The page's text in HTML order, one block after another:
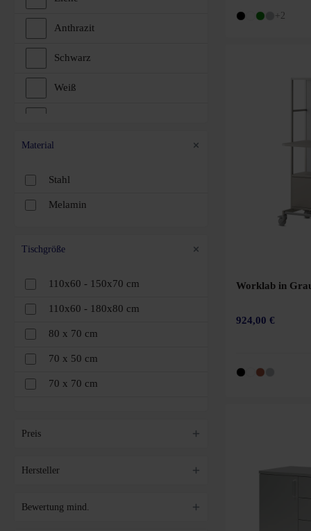
Anthrazit
Schwarz
Weiß
Blau
Gelb
Hellblau
Dunkelbraun
Pink
Grau
Material
Stahl
Melamin
Tischgröße
110x60 - 150x70 cm
110x60 - 180x80 cm
80 x 70 cm
70 x 50 cm
70 x 70 cm
120 x 26 cm
Preis
Hersteller
Bewertung mind.
+2
Worklab in
924,00 €